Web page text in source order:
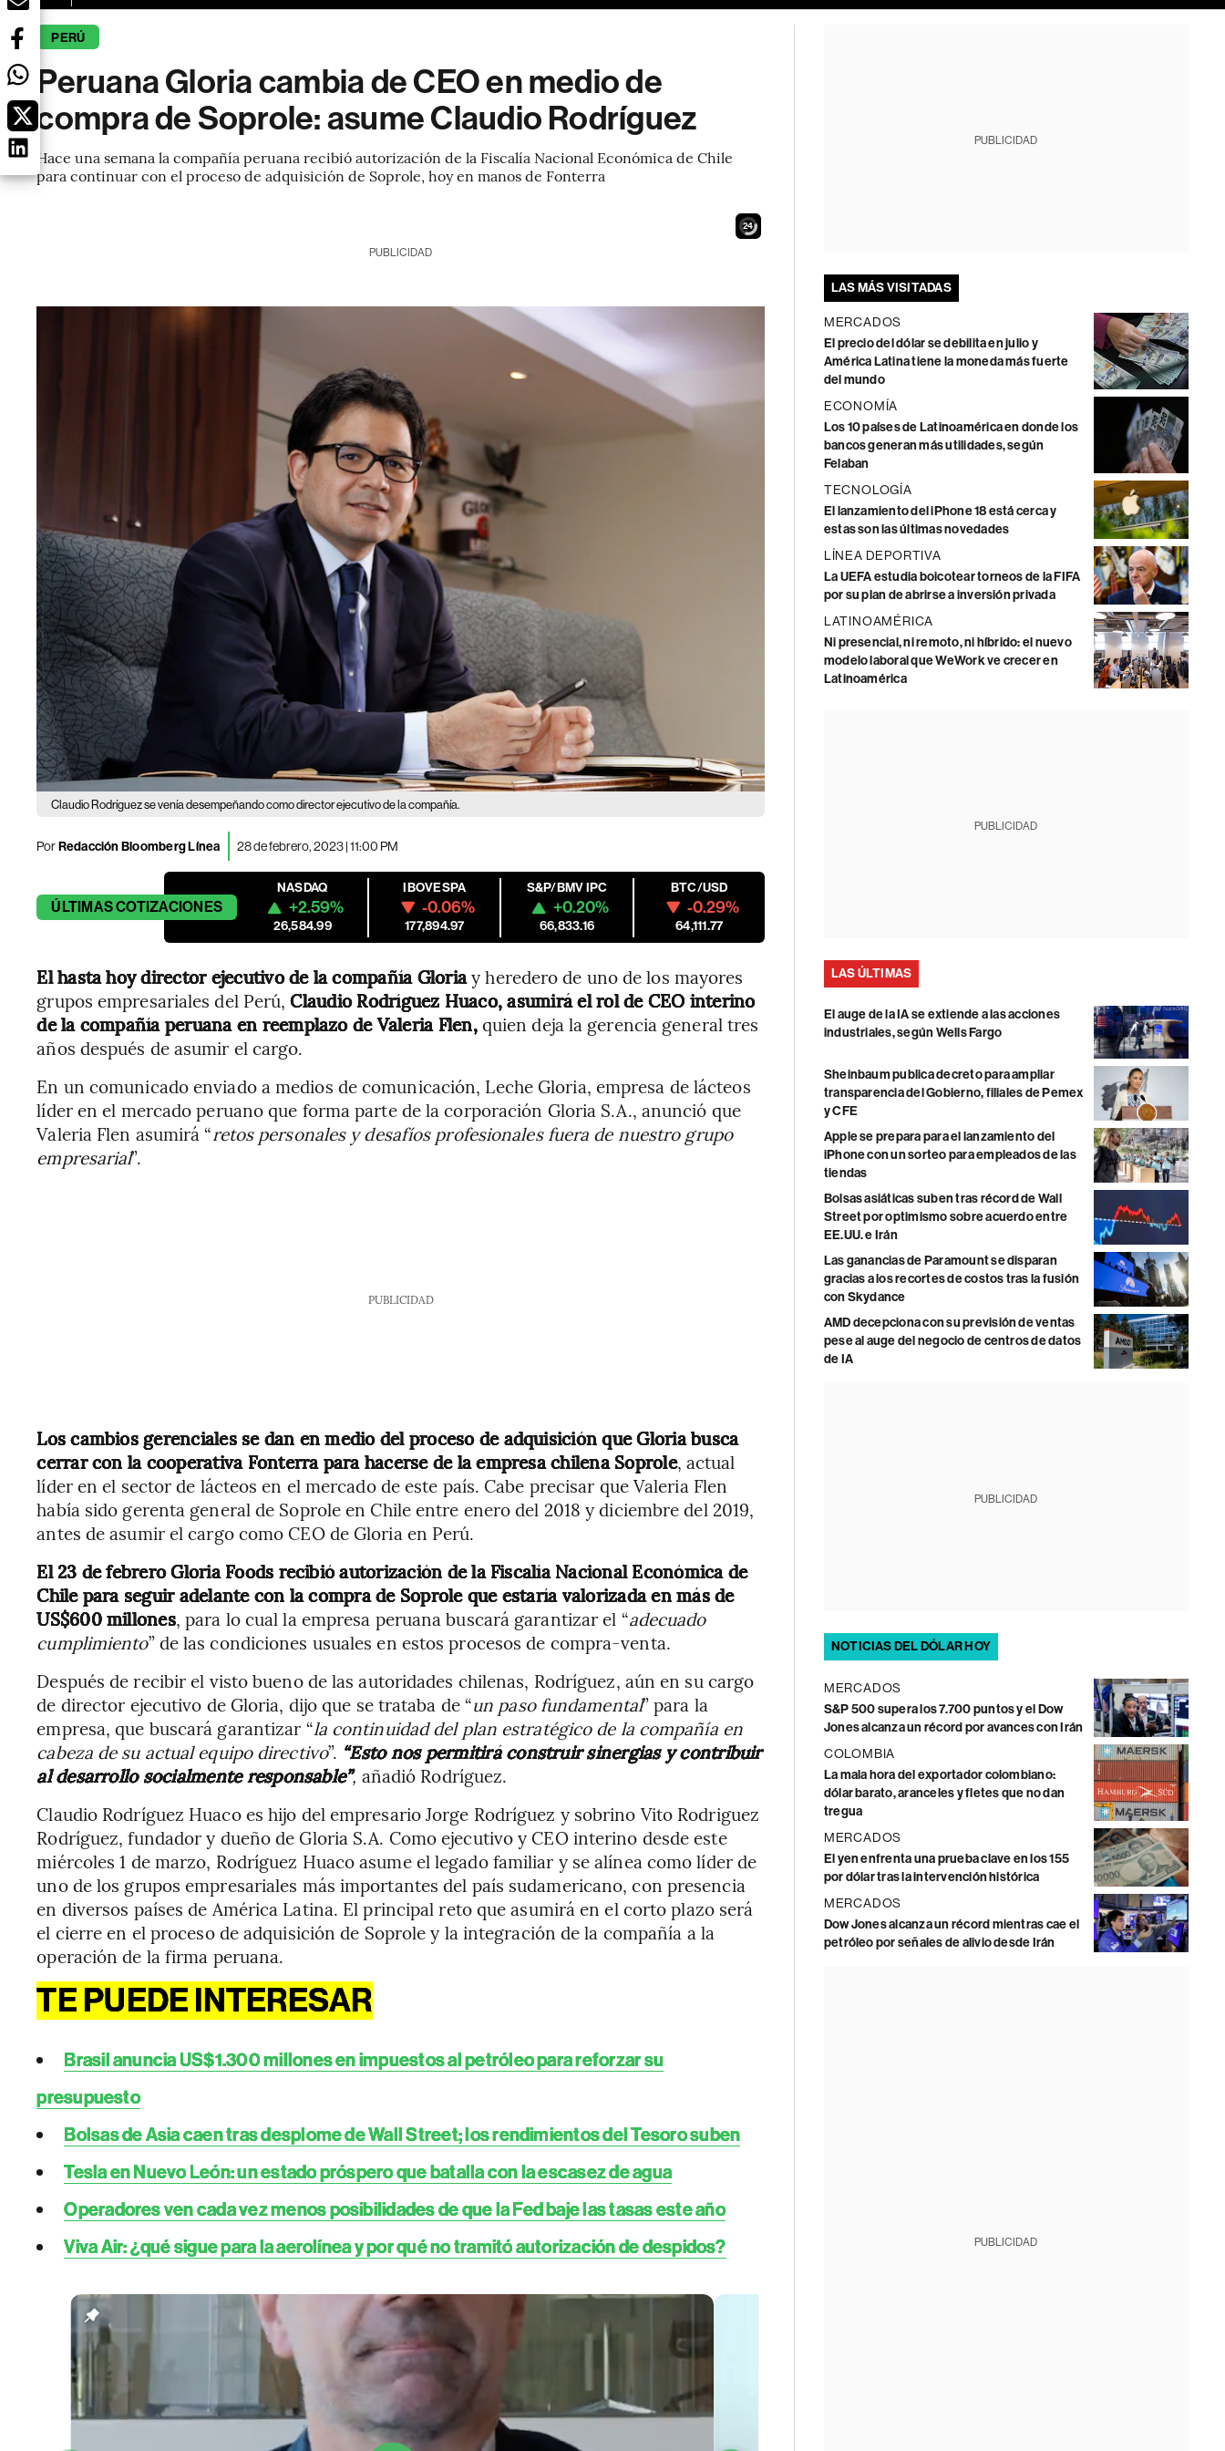
PERÚ
Peruana Gloria cambia de CEO en medio de
compra de Soprole: asume Claudio Rodríguez
Hace una semana la compañía peruana recibió autorización de la Fiscalía Nacional Económica de Chile
para continuar con el proceso de adquisición de Soprole, hoy en manos de Fonterra
22
PUBLICIDAD
Claudio Rodríguez se venía desempeñando como director ejecutivo de la compañía.
PorRedacción Bloomberg Línea 28 de febrero, 2023 | 11:00 PM
ÚLTIMASCOTIZACIONES
NASDAQ
+2.59%
26,584.99
IBOVESPA
-0.06%
177,894.97
S&P/BMV IPC
+0.20%
66,833.16
BTC/USD
-0.29%
64,111.77
El hasta hoy director ejecutivo de la compañía Gloriay heredero de uno de los mayores
grupos empresariales del Perú,Claudio Rodríguez Huaco, asumirá el rol de CEO interino
de la compañía peruana en reemplazo de Valeria Flen,quien deja la gerencia general tres
años después de asumir el cargo.
En un comunicado enviado a medios de comunicación, Leche Gloria, empresa de lácteos
líder en el mercado peruano que forma parte de la corporación Gloria S.A., anunció que
Valeria Flen asumirá “retos personales y desafíos profesionales fuera de nuestro grupo
empresarial”.
PUBLICIDAD
Los cambios gerenciales se dan en medio del proceso de adquisición que Gloria busca
cerrar con la cooperativa Fonterra para hacerse de la empresa chilena Soprole, actual
líder en el sector de lácteos en el mercado de este país. Cabe precisar que Valeria Flen
había sido gerenta general de Soprole en Chile entre enero del 2018 y diciembre del 2019,
antes de asumir el cargo como CEO de Gloria en Perú.
El 23 de febrero Gloria Foods recibió autorización de la Fiscalía Nacional Económica de
Chile para seguir adelante con la compra de Soprole que estaría valorizada en más de
US$600 millones, para lo cual la empresa peruana buscará garantizar el “adecuado
cumplimiento” de las condiciones usuales en estos procesos de compra-venta.
Después de recibir el visto bueno de las autoridades chilenas, Rodríguez, aún en su cargo
de director ejecutivo de Gloria, dijo que se trataba de “un paso fundamental” para la
empresa, que buscará garantizar “la continuidad del plan estratégico de la compañía en
cabeza de su actual equipo directivo”. “Esto nos permitirá construir sinergias y contribuir
al desarrollo socialmente responsable”, añadió Rodríguez.
Claudio Rodríguez Huaco es hijo del empresario Jorge Rodríguez y sobrino Vito Rodriguez
Rodríguez, fundador y dueño de Gloria S.A. Como ejecutivo y CEO interino desde este
miércoles 1 de marzo, Rodríguez Huaco asume el legado familiar y se alínea como líder de
uno de los grupos empresariales más importantes del país sudamericano, con presencia
en diversos países de América Latina. El principal reto que asumirá en el corto plazo será
el cierre en el proceso de adquisición de Soprole y la integración de la compañía a la
operación de la firma peruana.
TE PUEDE INTERESAR
Brasil anuncia US$1.300 millones en impuestos al petróleo para reforzar su
presupuesto
Bolsas de Asia caen tras desplome de Wall Street; los rendimientos del Tesoro suben
Tesla en Nuevo León: un estado próspero que batalla con la escasez de agua
Operadores ven cada vez menos posibilidades de que la Fed baje las tasas este año
Viva Air: ¿qué sigue para la aerolínea y por qué no tramitó autorización de despidos?
PUBLICIDAD
LAS MÁS VISITADAS
MERCADOS
El precio del dólar se debilita en julio y
América Latina tiene la moneda más fuerte
del mundo
ECONOMÍA
Los 10 países de Latinoamérica en donde los
bancos generan más utilidades, según
Felaban
TECNOLOGÍA
El lanzamiento del iPhone 18 está cerca y
estas son las últimas novedades
LÍNEA DEPORTIVA
La UEFA estudia boicotear torneos de la FIFA
por su plan de abrirse a inversión privada
LATINOAMÉRICA
Ni presencial, ni remoto, ni híbrido: el nuevo
modelo laboral que WeWork ve crecer en
Latinoamérica
PUBLICIDAD
LAS ÚLTIMAS
El auge de la IA se extiende a las acciones
industriales, según Wells Fargo
Sheinbaum publica decreto para ampliar
transparencia del Gobierno, filiales de Pemex
y CFE
Apple se prepara para el lanzamiento del
iPhone con un sorteo para empleados de las
tiendas
Bolsas asiáticas suben tras récord de Wall
Street por optimismo sobre acuerdo entre
EE.UU. e Irán
Las ganancias de Paramount se disparan
gracias a los recortes de costos tras la fusión
con Skydance
AMD decepciona con su previsión de ventas
pese al auge del negocio de centros de datos
de IA
PUBLICIDAD
NOTICIAS DEL DÓLAR HOY
MERCADOS
S&P 500 supera los 7.700 puntos y el Dow
Jones alcanza un récord por avances con Irán
COLOMBIA
La mala hora del exportador colombiano:
dólar barato, aranceles y fletes que no dan
tregua
MERCADOS
El yen enfrenta una prueba clave en los 155
por dólar tras la intervención histórica
MERCADOS
Dow Jones alcanza un récord mientras cae el
petróleo por señales de alivio desde Irán
PUBLICIDAD